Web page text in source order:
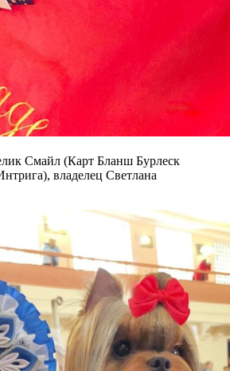
Смайл (Карт Бланш Бурлеск
владелец Светлана